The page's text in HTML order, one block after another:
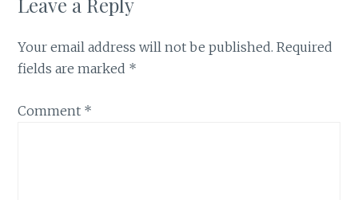
Your email address will not be published. Required
fields are marked *
Comment *